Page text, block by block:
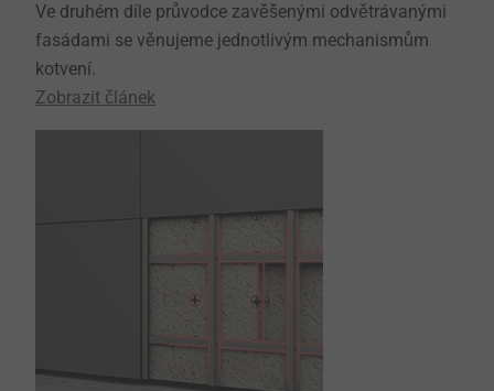
Ve druhém díle průvodce zavěšenými odvětrávanými
fasádami se věnujeme jednotlivým mechanismům
kotvení.
Zobrazit článek